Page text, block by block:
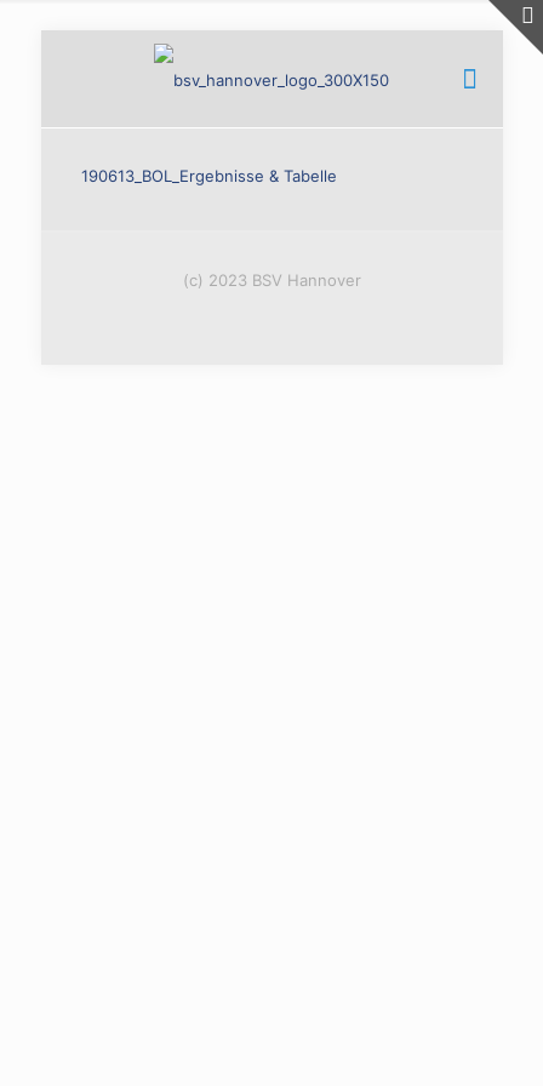
190613_BOL_Ergebnisse & Tabelle
(c) 2023 BSV Hannover